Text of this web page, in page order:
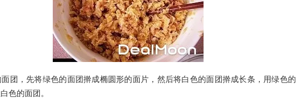
团，先将绿色的面团擀成椭圆形的面片，然后将白色的面团擀成长条，用绿色的
色的面团。